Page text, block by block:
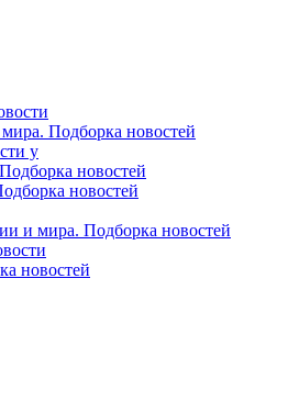
Подборка новостей
у
новостей
новостей
и мира. Подборка новостей
новостей